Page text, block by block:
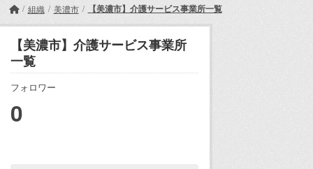
組織 美濃市 【美濃市】介護サービス事業所一覧
【美濃市】介護サービス事業所
一覧
フォロワー
0